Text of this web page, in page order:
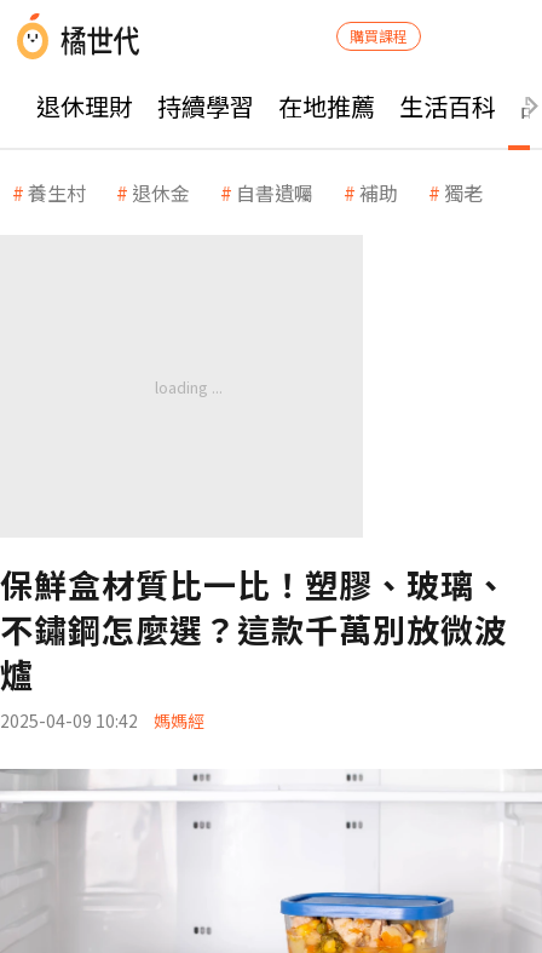
購買課程
退休理財 持續學習 在地推薦 生活百科
養生村 退休金 自書遺囑 補助 獨老
保鮮盒材質比一比！塑膠、玻璃、
不鏽鋼怎麼選？這款千萬別放微波
爐
2025-04-09 10:42 媽媽經